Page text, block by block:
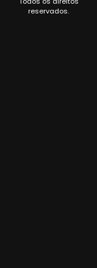
reservados.